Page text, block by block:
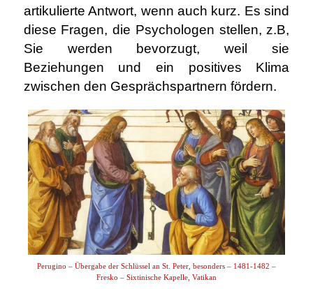
artikulierte Antwort, wenn auch kurz. Es sind
diese Fragen, die Psychologen stellen, z.B,
Sie werden bevorzugt, weil sie
Beziehungen und ein positives Klima
zwischen den Gesprächspartnern fördern.
Perugino – Übergabe der Schlüssel an St. Peter, besonders – 1481-1482 –
Fresko – Sixtinische Kapelle, Vatikan